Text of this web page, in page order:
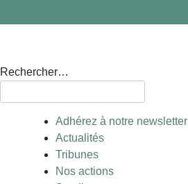
Rechercher…
Adhérez à notre newsletter
Actualités
Tribunes
Nos actions